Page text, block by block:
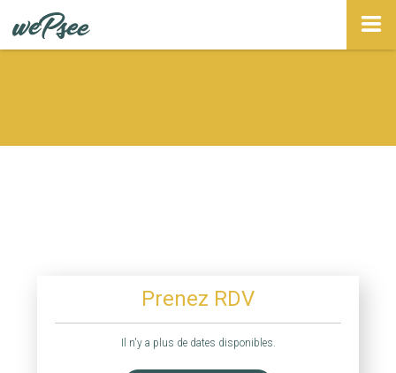
Prenez RDV
Il n'y a plus de dates disponibles.